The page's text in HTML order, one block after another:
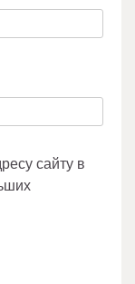
сайту в